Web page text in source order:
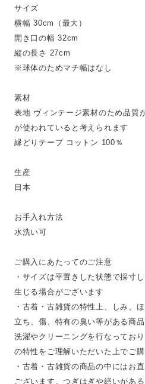
サイズ
横幅 30cm（最大）
開き口の幅 32cm
縦の長さ 27cm
※球体のためマチ幅はなし
素材
表地 ヴィンテージ素材のため品質
が使われていると考えられます
縁どりテープ コットン 100％
生産
日本
お手入れ方法
水洗い可
ご購入にあたってのご注意
・サイズは平置きした状態で採寸
生じる場合がございます
・古着・古雑貨の特性上、しみ、
立ち、傷、特有の臭い等がある商
洗濯やクリーニングを行なってお
の特性をご理解いただいた上でご
・古着・古雑貨の商品の中にはお
ございます。つぎはぎや繕いがあ